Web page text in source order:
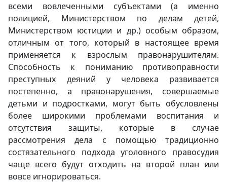
всеми вовлеченными субъектами (а именно
полицией, Министерством по делам детей,
Министерством юстиции и др.) особым образом,
отличным от того, который в настоящее время
применяется к взрослым правонарушителям.
Способность к пониманию противоправности
преступных деяний у человека развивается
постепенно, а правонарушения, совершаемые
детьми и подростками, могут быть обусловлены
более широкими проблемами воспитания и
отсутствия защиты, которые в случае
рассмотрения дела с помощью традиционно
состязательного подхода уголовного правосудия
чаще всего будут отходить на второй план или
вовсе игнорироваться.